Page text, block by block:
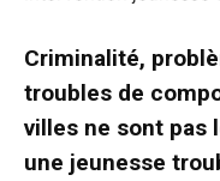
Criminalité,
troubles de
villes ne sont pas
une jeunesse